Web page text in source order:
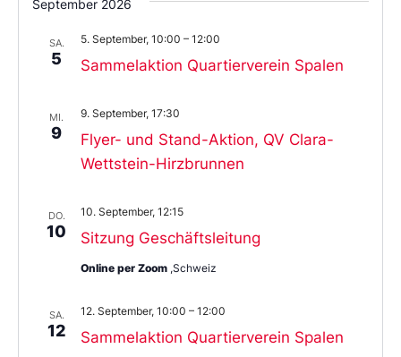
September 2026
SA.
5 Sammelaktion Quartierverein Spalen
5. September, 10:00 – 12:00
MI.
9
Flyer- und Stand-Aktion, QV Clara-
Wettstein-Hirzbrunnen
9. September, 17:30
DO.
10 Sitzung Geschäftsleitung
10. September, 12:15
Online per Zoom ,Schweiz
SA.
12 Sammelaktion Quartierverein Spalen
12. September, 10:00 – 12:00